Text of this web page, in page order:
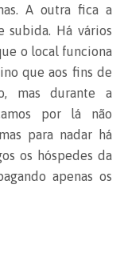
A outra fica a
subida. Há vários
o local funciona
que aos fins de
mas durante a
por lá não
para nadar há
os hóspedes da
apenas os